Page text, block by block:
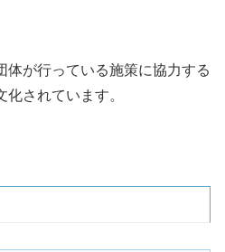
体が行っている施策に協力する
されています。